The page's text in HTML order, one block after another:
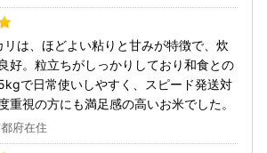
は、ほどよい粘りと甘みが特徴で、炊
好。粒立ちがしっかりしており和食との
で日常使いしやすく、スピード発送対
重視の方にも満足感の高いお米でした。
府在住